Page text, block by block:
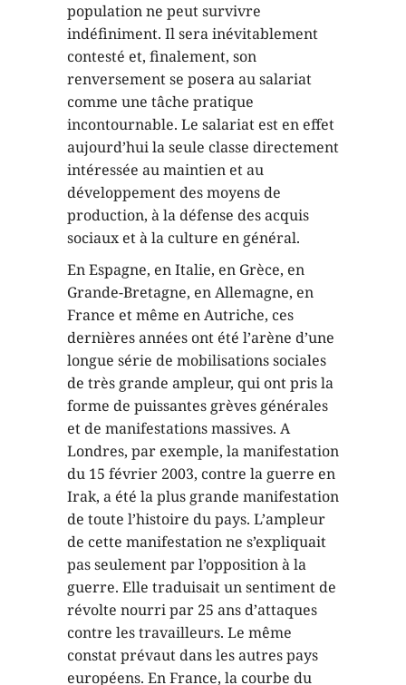
population ne peut survivre
indéfiniment. Il sera inévitablement
contesté et, finalement, son
renversement se posera au salariat
comme une tâche pratique
incontournable. Le salariat est en effet
aujourd’hui la seule classe directement
intéressée au maintien et au
développement des moyens de
production, à la défense des acquis
sociaux et à la culture en général.
En Espagne, en Italie, en Grèce, en
Grande-Bretagne, en Allemagne, en
France et même en Autriche, ces
dernières années ont été l’arène d’une
longue série de mobilisations sociales
de très grande ampleur, qui ont pris la
forme de puissantes grèves générales
et de manifestations massives. A
Londres, par exemple, la manifestation
du 15 février 2003, contre la guerre en
Irak, a été la plus grande manifestation
de toute l’histoire du pays. L’ampleur
de cette manifestation ne s’expliquait
pas seulement par l’opposition à la
guerre. Elle traduisait un sentiment de
révolte nourri par 25 ans d’attaques
contre les travailleurs. Le même
constat prévaut dans les autres pays
européens. En France, la courbe du